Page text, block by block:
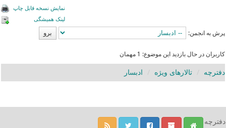
نمایش نسخه قابل چاپ
لینک همیشگی
پرش به انجمن:
کاربران در حال بازدید این موضوع: 1 مهمان
دفترچه تالارهای ویژه ادبسار
دفترچه